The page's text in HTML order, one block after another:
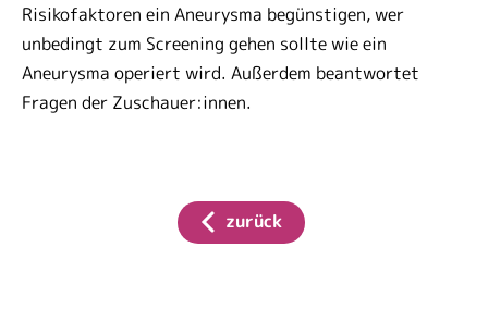
Risikofaktoren ein Aneurysma begünstigen, wer
unbedingt zum Screening gehen sollte wie ein
Aneurysma operiert wird. Außerdem beantwortet
Fragen der Zuschauer:innen.
zurück